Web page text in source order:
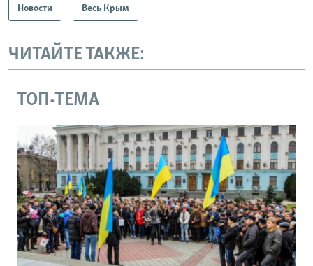
Новости Весь Крым
ЧИТАЙТЕ ТАКЖЕ:
ТОП-ТЕМА